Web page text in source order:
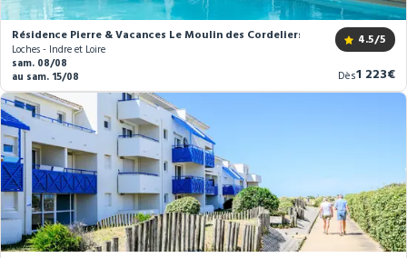
Résidence Pierre & Vacances Le Moulin des Cordeliers ***
Loches - Indre et Loire
4.5/5
sam. 08/08
au sam. 15/08
Dès
prix
1 223€